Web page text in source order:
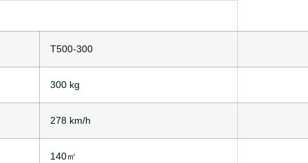
T500-300
300 kg
278 km/h
140㎡